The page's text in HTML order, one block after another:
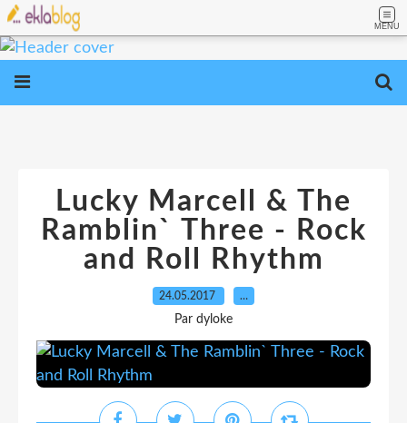
MENU
Lucky Marcell & The
Ramblin` Three - Rock
and Roll Rhythm
24.05.2017 …
Par dyloke